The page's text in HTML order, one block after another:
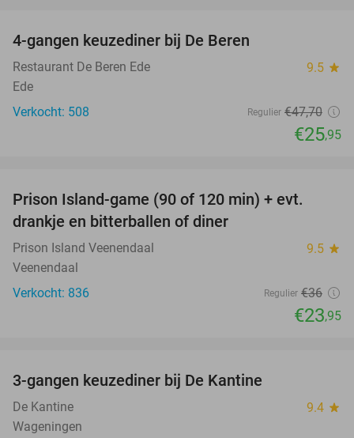
4-gangen keuzediner bij De Beren
Restaurant De Beren Ede 9.5 star
Ede
Verkocht: 508
Regulier €47,70
€25,95
Prison Island-game (90 of 120 min) + evt.
drankje en bitterballen of diner
Prison Island Veenendaal 9.5 star
Veenendaal
Verkocht: 836
Regulier €36
€23,95
3-gangen keuzediner bij De Kantine
De Kantine 9.4 star
Wageningen